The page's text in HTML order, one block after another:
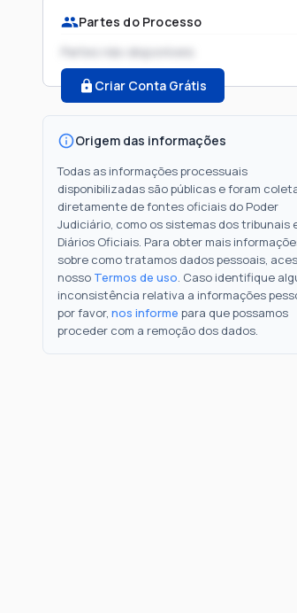
Partes do Processo
Partes não disponíveis
Criar Conta Grátis
Origem das informações
Todas as informações processuais
disponibilizadas são públicas e foram
diretamente de fontes oficiais do Poder
Judiciário, como os sistemas dos tribunais
Diários Oficiais. Para obter mais
sobre como tratamos dados pessoais,
nosso Termos de uso. Caso identifique
inconsistência relativa a informações
por favor, nos informe para que possamos
proceder com a remoção dos dados.